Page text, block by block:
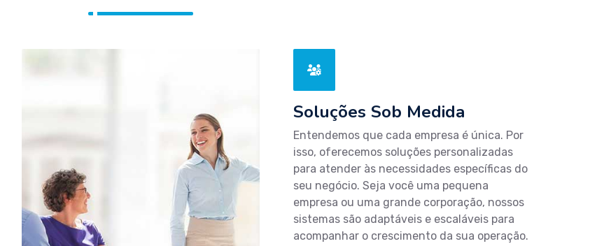
Soluções Sob Medida
Entendemos que cada empresa é única. Por
isso, oferecemos soluções personalizadas
para atender às necessidades específicas do
seu negócio. Seja você uma pequena
empresa ou uma grande corporação, nossos
sistemas são adaptáveis e escaláveis para
acompanhar o crescimento da sua operação.